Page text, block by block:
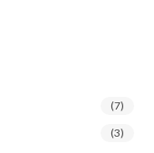
(7)
(3)